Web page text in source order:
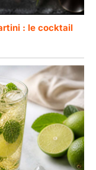
: le cocktail